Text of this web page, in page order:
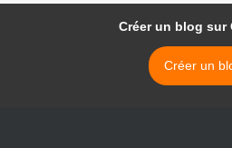
Créer un blog sur
Créer un